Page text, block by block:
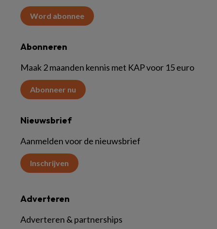
Word abonnee
Abonneren
Maak 2 maanden kennis met KAP voor 15 euro
Abonneer nu
Nieuwsbrief
Aanmelden voor de nieuwsbrief
Inschrijven
Adverteren
Adverteren & partnerships